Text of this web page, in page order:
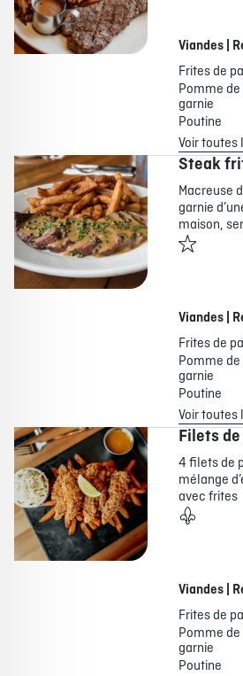
Viandes |
Frites de
Pomme
garnie
Poutine
Voir toutes
Steak
Macreuse
garnie
maison,
Viandes |
Frites de
Pomme
garnie
Poutine
Voir toutes
Filets
4 filets de
mélange
avec frites
Viandes |
Frites de
Pomme
garnie
Poutine